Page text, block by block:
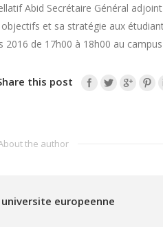
Abid Secrétaire Général
et sa stratégie aux
2016 de 17h00 à 18h00 au
this post
the author
universite europeenne